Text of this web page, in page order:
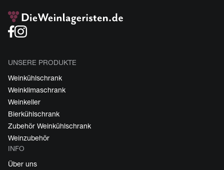
UNSERE PRODUKTE
Weinkühlschrank
Weinklimaschrank
Weinkeller
Bierkühlschrank
Zubehör Weinkühlschrank
Weinzubehör
INFO
Über uns